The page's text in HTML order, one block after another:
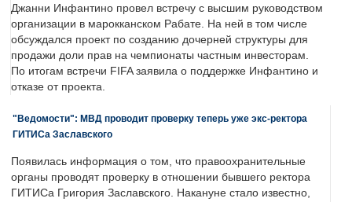
Джанни Инфантино провел встречу с высшим руководством
организации в марокканском Рабате. На ней в том числе
обсуждался проект по созданию дочерней структуры для
продажи доли прав на чемпионаты частным инвесторам.
По итогам встречи FIFA заявила о поддержке Инфантино и
отказе от проекта.
"Ведомости": МВД проводит проверку теперь уже экс-ректора
ГИТИСа Заславского
Появилась информация о том, что правоохранительные
органы проводят проверку в отношении бывшего ректора
ГИТИСа Григория Заславского. Накануне стало известно,